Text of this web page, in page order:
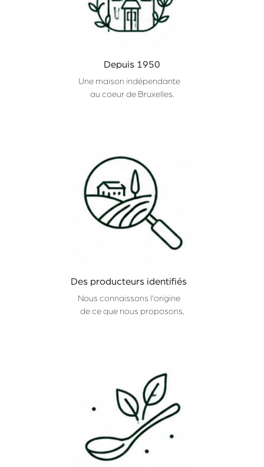
Depuis 1950
Une maison indépendante
au coeur de Bruxelles.
Des producteurs identifiés
Nous connaissons l'origine
de ce que nous proposons.